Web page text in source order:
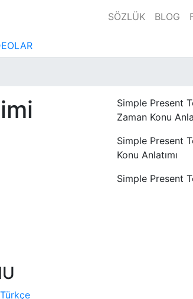
SÖZLÜK BLOG
Simple Present
Zaman Konu
Simple Present
Konu Anlatımı
Simple Present